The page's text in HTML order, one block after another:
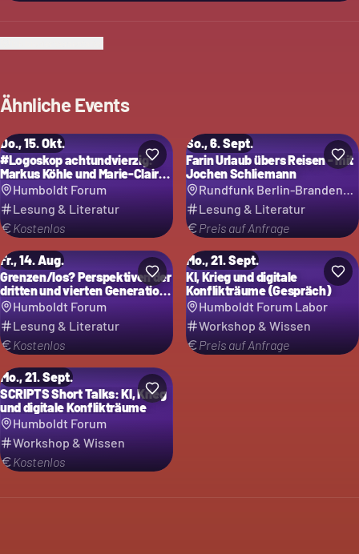
Ähnliche Events
Do., 15. Okt.
#Logoskop achtundvierzig:
Markus Köhle und Marie-Claire
Tjombe
Humboldt Forum
Lesung & Literatur
Kostenlos
So., 6. Sept.
Farin Urlaub übers Reisen - mit
Jochen Schliemann
Rundfunk Berlin-Brandenburg (rbb) - Großer Sendesaal
Lesung & Literatur
Preis auf Anfrage
Fr., 14. Aug.
Grenzen/los? Perspektiven der
dritten und vierten Generation
OstHumboldt Forum
Lesung & Literatur
Kostenlos
Mo., 21. Sept.
KI, Krieg und digitale
Konflikträume (Gespräch)
Humboldt Forum Labor
Workshop & Wissen
Preis auf Anfrage
Mo., 21. Sept.
SCRIPTS Short Talks: KI, Krieg
und digitale Konflikträume
Humboldt Forum
Workshop & Wissen
Kostenlos